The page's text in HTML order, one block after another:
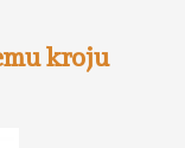
kroju